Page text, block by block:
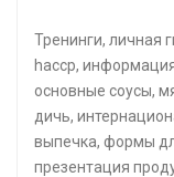
Тренинги, личная
haccp,
основные соусы,
дичь,
выпечка, формы
презентация